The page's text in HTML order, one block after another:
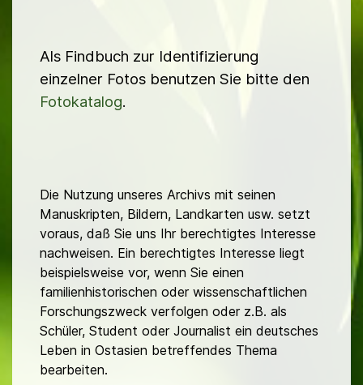
Als Findbuch zur Identifizierung
einzelner Fotos benutzen Sie bitte den
Fotokatalog.
Die Nutzung unseres Archivs mit seinen
Manuskripten, Bildern, Landkarten usw. setzt
voraus, daß Sie uns Ihr berechtigtes Interesse
nachweisen. Ein berechtigtes Interesse liegt
beispielsweise vor, wenn Sie einen
familienhistorischen oder wissenschaftlichen
Forschungszweck verfolgen oder z.B. als
Schüler, Student oder Journalist ein deutsches
Leben in Ostasien betreffendes Thema
bearbeiten.